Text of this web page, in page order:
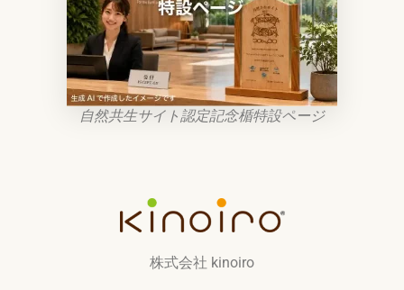
自然共生サイト認定記念楯特設ページ
株式会社 kinoiro